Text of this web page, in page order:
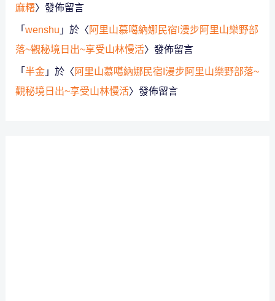
麻糬〉發佈留言
「 wenshu 」於〈 阿里山慕噶納娜民宿I漫步阿里山樂野部
落~觀秘境日出~享受山林慢活〉發佈留言
「 半金」於〈 阿里山慕噶納娜民宿I漫步阿里山樂野部落~
觀秘境日出~享受山林慢活〉發佈留言